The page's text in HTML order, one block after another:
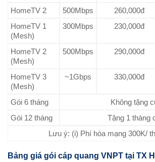
HomeTV 2
500Mbps 260,000đ
HomeTV 1
(Mesh)
300Mbps 230,000đ
HomeTV 2
(Mesh)
500Mbps 290,000đ
HomeTV 3
(Mesh)
~1Gbps 330,000đ
Gói 6 tháng
Không tặng
Gói 12 tháng
Tặng 1 tháng
Lưu ý: (i) Phí hòa mạng 300K/
Bảng giá gói cáp quang VNPT tại TX